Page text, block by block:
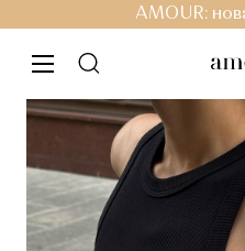
AMOUR:
меню